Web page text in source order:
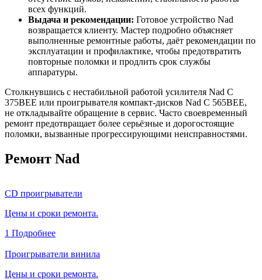
всех функций.
Выдача и рекомендации: Готовое устройство Nad
возвращается клиенту. Мастер подробно объясняет
выполненные ремонтные работы, даёт рекомендации по
эксплуатации и профилактике, чтобы предотвратить
повторные поломки и продлить срок службы
аппаратуры.
Столкнувшись с нестабильной работой усилителя Nad C
375BEE или проигрывателя компакт-дисков Nad C 565BEE,
не откладывайте обращение в сервис. Часто своевременный
ремонт предотвращает более серьёзные и дорогостоящие
поломки, вызванные прогрессирующими неисправностями.
Ремонт Nad
CD проигрыватели
Цены и сроки ремонта.
1 Подробнее
Проигрыватели винила
Цены и сроки ремонта.